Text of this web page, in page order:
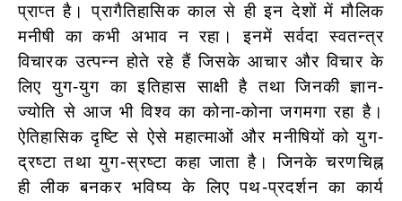
प्राप्त है। प्रागैतिहासिक काल से ही इन देशों में मौलिक
मनीषी का कभी अभाव न रहा। इनमें सर्वदा स्वतन्त्र
विचारक उत्पन्न होते रहे हैं जिसके आचार और विचार के
लिए युग-युग का इतिहास साक्षी है तथा जिनकी ज्ञान-
ज्योति से आज भी विश्व का कोना-कोना जगमगा रहा है।
ऐतिहासिक दृष्टि से ऐसे महात्माओं और मनीषियों को युग-
द्रष्टा तथा युग-स्रष्टा कहा जाता है। जिनके चरणचिह्न
ही लीक बनकर भविष्य के लिए पथ-प्रदर्शन का कार्य